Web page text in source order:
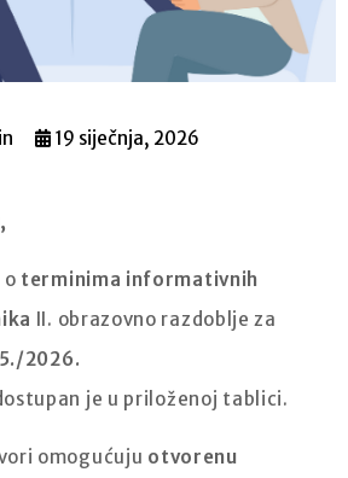
19 siječnja, 2026
o terminima informativnih
II. obrazovno razdoblje za
2026.
je u priloženoj tablici.
omogućuju otvorenu